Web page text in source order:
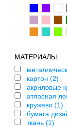
МАТЕРИАЛЫ:
картон (2)
акриловые
атласная
кружево (1)
бумага
ткань (1)